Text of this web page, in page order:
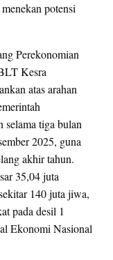
potensi
Perekonomian
Kesra
atas arahan
selama tiga bulan
2025, guna
akhir tahun.
35,04 juta
140 juta jiwa,
pada desil 1
Ekonomi Nasional